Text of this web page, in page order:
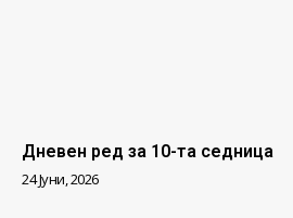
Дневен ред за 10-та седница
24 Јуни, 2026